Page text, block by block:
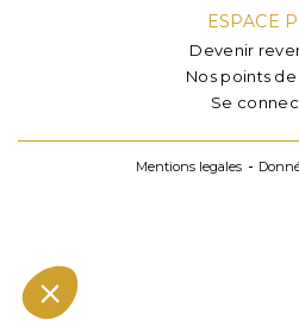
ESPACE
Devenir
Nos points
Se
Mentions legales